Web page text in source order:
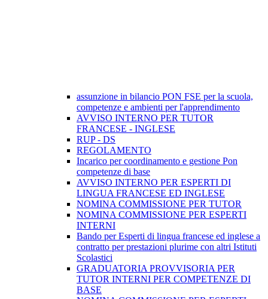
assunzione in bilancio PON FSE per la scuola,
competenze e ambienti per l'apprendimento
AVVISO INTERNO PER TUTOR
FRANCESE - INGLESE
RUP - DS
REGOLAMENTO
Incarico per coordinamento e gestione Pon
competenze di base
AVVISO INTERNO PER ESPERTI DI
LINGUA FRANCESE ED INGLESE
NOMINA COMMISSIONE PER TUTOR
NOMINA COMMISSIONE PER ESPERTI
INTERNI
Bando per Esperti di lingua francese ed inglese a
contratto per prestazioni plurime con altri Istituti
Scolastici
GRADUATORIA PROVVISORIA PER
TUTOR INTERNI PER COMPETENZE DI
BASE